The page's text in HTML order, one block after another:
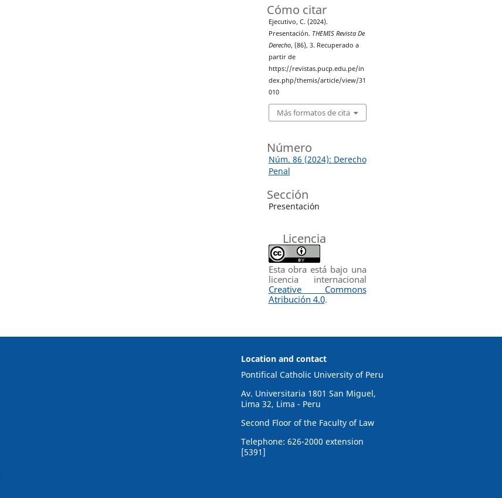
Cómo citar
Ejecutivo, C. (2024).
Presentación. THEMIS Revista De
Derecho, (86), 3. Recuperado a
partir de
https://revistas.pucp.edu.pe/in
dex.php/themis/article/view/31
010
Más formatos de cita
Número
Núm. 86 (2024): Derecho
Penal
Sección
Presentación
Licencia
Esta obra está bajo una
licencia internacional
Creative Commons
Atribución 4.0.
Location and contact
Pontifical Catholic University of Peru
Av. Universitaria 1801 San Miguel,
Lima 32, Lima - Peru
Second Floor of the Faculty of Law
Telephone: 626-2000 extension
[5391]